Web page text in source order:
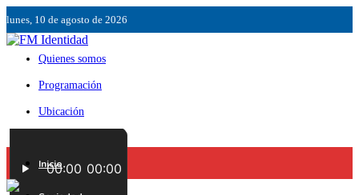
lunes, 10 de agosto de 2026
Quienes somos
Programación
Ubicación
Contáctenos
Inicio